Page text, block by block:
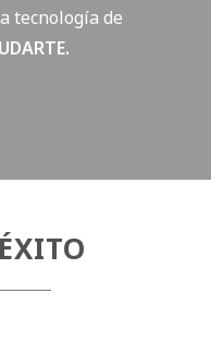
a tecnología de